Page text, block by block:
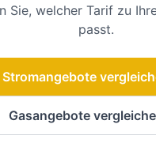
Sie, welcher Tarif zu
passt.
Stromangebote
Gasangebote